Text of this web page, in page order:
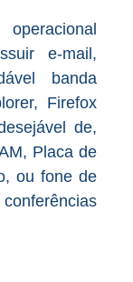
e-mail,
banda
Firefox
de,
Placa de
ou fone de